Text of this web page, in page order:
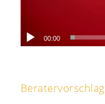
00:00
Beratervorschlag